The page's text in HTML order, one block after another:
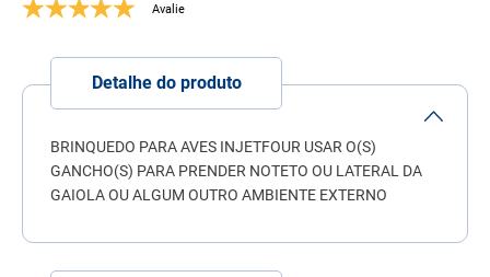
Detalhe do produto
BRINQUEDO PARA AVES INJETFOUR USAR O(S)
GANCHO(S) PARA PRENDER NOTETO OU LATERAL DA
GAIOLA OU ALGUM OUTRO AMBIENTE EXTERNO
areia
5º
ração
6º
fórmula natural
7 º
quatree